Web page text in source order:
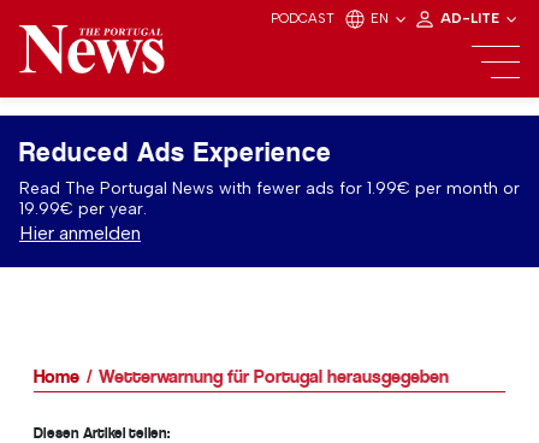
PODCAST EN AD-LITE
Reduced Ads Experience
Read The Portugal News with fewer ads for 1.99€ per month or
19.99€ per year.
Hier anmelden
Home Wetterwarnung für Portugal herausgegeben
Diesen Artikel teilen: